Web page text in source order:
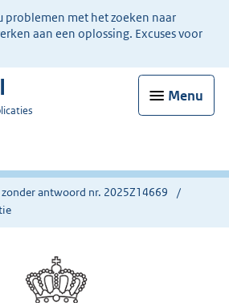
problemen met het zoeken naar
aan een oplossing. Excuses voor
Menu
zonder antwoord nr. 2025Z14669